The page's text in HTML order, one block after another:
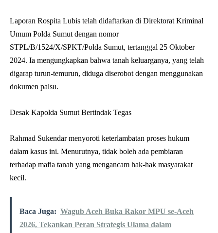
Laporan Rospita Lubis telah didaftarkan di Direktorat Kriminal
Umum Polda Sumut dengan nomor
STPL/B/1524/X/SPKT/Polda Sumut, tertanggal 25 Oktober
2024. Ia mengungkapkan bahwa tanah keluarganya, yang telah
digarap turun-temurun, diduga diserobot dengan menggunakan
dokumen palsu.
Desak Kapolda Sumut Bertindak Tegas
Rahmad Sukendar menyoroti keterlambatan proses hukum
dalam kasus ini. Menurutnya, tidak boleh ada pembiaran
terhadap mafia tanah yang mengancam hak-hak masyarakat
kecil.
Baca Juga: Wagub Aceh Buka Rakor MPU se-Aceh
2026, Tekankan Peran Strategis Ulama dalam